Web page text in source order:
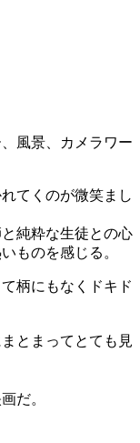
風景、カメラワー
てくのが微笑まし
純粋な生徒との心
ものを感じる。
柄にもなくドキド
とまってとても見
だ。